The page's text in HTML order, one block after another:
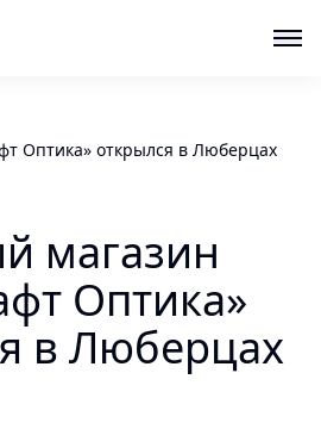
Оптика» открылся в Люберцах
магазин
Оптика»
в Люберцах